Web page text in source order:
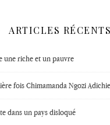
ARTICLES RÉCENTS
une riche et un pauvre
fois Chimamanda Ngozi Adichie
dans un pays disloqué